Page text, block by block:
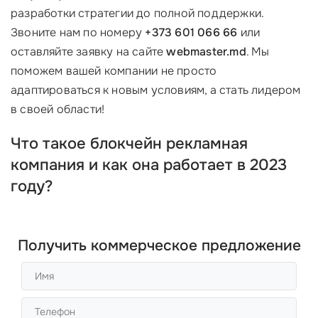
разработки стратегии до полной поддержки.
Звоните нам по номеру +373 601 066 66 или
оставляйте заявку на сайтеwebmaster.md. Мы
поможем вашей компании не просто
адаптироваться к новым условиям, а стать лидером
в своей области!
Что такое блокчейн рекламная
компания и как она работает в 2023
году?
Получить коммерческое предложение